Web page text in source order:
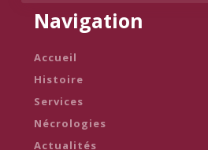
Navigation
Accueil
Histoire
Services
Nécrologies
Actualités